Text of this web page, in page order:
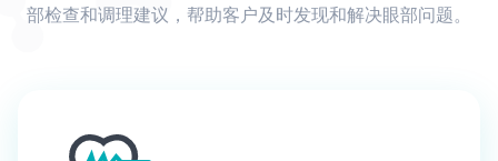
部检查和调理建议，帮助客户及时发现和解决眼部问题。